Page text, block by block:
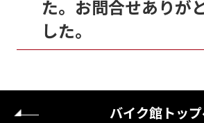
た。お問合せありが
した。
バイク館トッ